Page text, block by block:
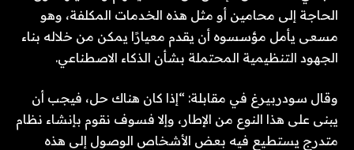
الحاجة إلى محامين أو مثل هذه الخدمات المكلفة، وهو
مسعى يأمل مؤسسوه أن يقدم معيارًا يمكن من خلاله بناء
الجهود التنظيمية المحتملة بشأن الذكاء الاصطناعي.
وقال سودربيرغ في مقابلة: “إذا كان هناك حل، فيجب أن
يبنى على هذا النوع من الإطار، وإلا فسوف نقوم بإنشاء نظام
متدرج يستطيع فيه بعض الأشخاص الوصول إلى هذه